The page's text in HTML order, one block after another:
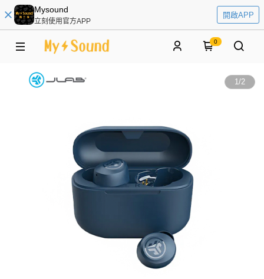
Mysound
立刻使用官方APP
開啟APP
0
1/2